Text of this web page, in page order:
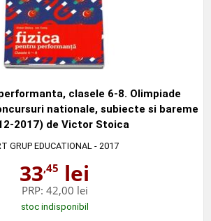
clasele 6-8. Olimpiade
nationale, subiecte si bareme
2017) de Victor Stoica
GRUP EDUCATIONAL - 2017
33,45 lei
PRP: 42,00 lei
stoc indisponibil